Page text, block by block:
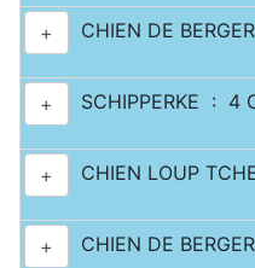
+ CHIEN DE
+ SCHIPPERKE : 4
+ CHIEN LOUP
+ CHIEN DE